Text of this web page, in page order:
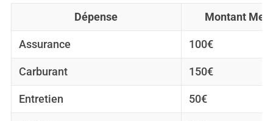
Dépense Montant
Assurance 100€
Carburant 150€
Entretien 50€